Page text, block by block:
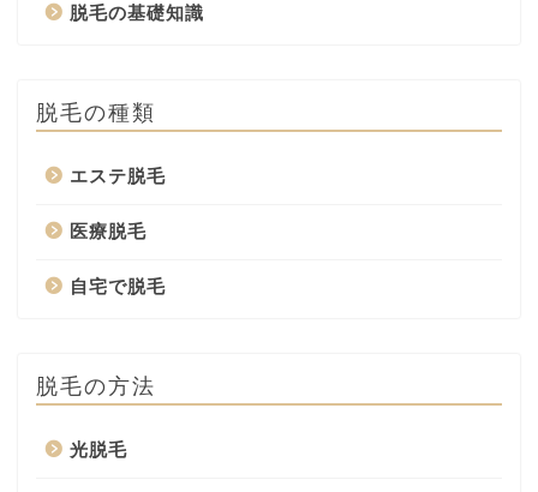
脱毛の基礎知識
脱毛の種類
エステ脱毛
医療脱毛
自宅で脱毛
脱毛の方法
光脱毛